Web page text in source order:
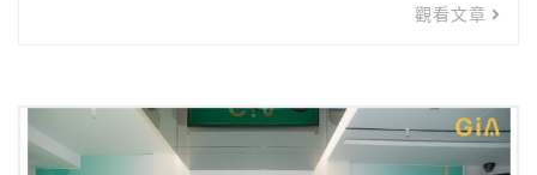
觀看文章